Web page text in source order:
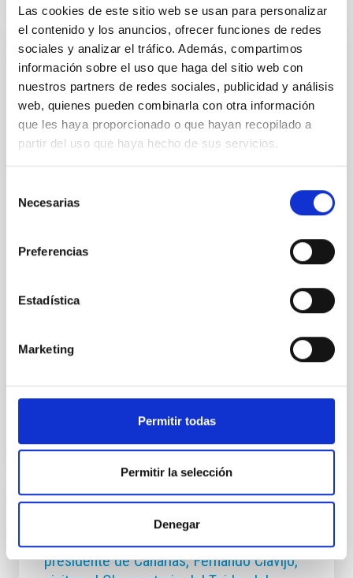
Las cookies de este sitio web se usan para personalizar
el contenido y los anuncios, ofrecer funciones de redes
sociales y analizar el tráfico. Además, compartimos
información sobre el uso que haga del sitio web con
nuestros partners de redes sociales, publicidad y análisis
web, quienes pueden combinarla con otra información
que les haya proporcionado o que hayan recopilado a
partir del uso que haya hecho de sus servicios.
Necesarias
Preferencias
Estadística
Marketing
Permitir todas
Permitir la selección
Denegar
It may interest you
PRESS RELEASE
El IAC celebra la XVII edición del “Día de
Nuestra Ciencia”, un encuentro interno
para compartir avances científicos y
tecnológicos
resultados más destacados del último año y abordar
de Astrofísica de Canarias (IAC) ha celebrado hoy la
XVII edición del “Día de Nuestra Ciencia”, un
personal investigador, técnico y de apoyo a la
investigación en la sede de IACTEC, en La Laguna. La
compartir los avances científicos y tecnológicos más
relevantes desarrollados en el último
presidente de Canarias, Fernando Clavijo,